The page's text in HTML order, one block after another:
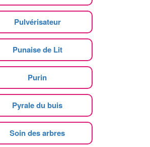
Pulvérisateur
Punaise de Lit
Purin
Pyrale du buis
Soin des arbres